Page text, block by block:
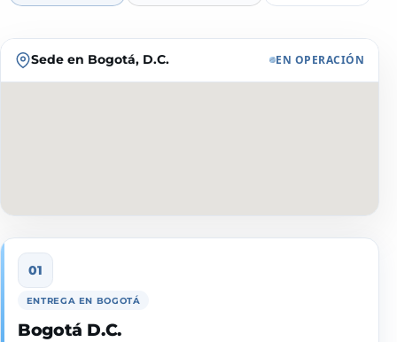
Sede en Bogotá, D.C. EN OPERACIÓN
ENTREGA EN BOGOTÁ
Bogotá D.C.